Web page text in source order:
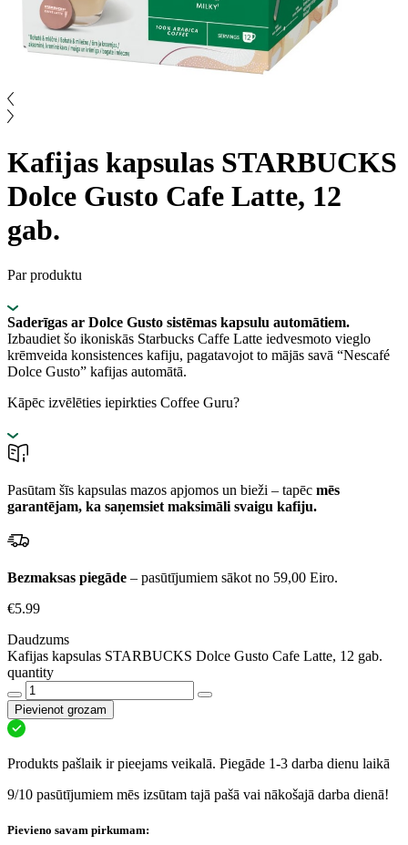
Kafijas kapsulas STARBUCKS
Dolce Gusto Cafe Latte, 12
gab.
Par produktu
Saderīgas ar Dolce Gusto sistēmas kapsulu automātiem.
Izbaudiet šo ikoniskās Starbucks Caffe Latte iedvesmoto vieglo
krēmveida konsistences kafiju, pagatavojot to mājās savā “Nescafé
Dolce Gusto” kafijas automātā.
Kāpēc izvēlēties iepirkties Coffee Guru?
Pasūtam šīs kapsulas mazos apjomos un bieži – tapēc mēs
garantējam, ka saņemsiet maksimāli svaigu kafiju.
Bezmaksas piegāde – pasūtījumiem sākot no 59,00 Eiro.
€5.99
Daudzums
Kafijas kapsulas STARBUCKS Dolce Gusto Cafe Latte, 12 gab.
quantity
Pievienot grozam
Produkts pašlaik ir pieejams veikalā. Piegāde 1-3 darba dienu laikā
9/10 pasūtījumiem mēs izsūtam tajā pašā vai nākošajā darba dienā!
Pievieno savam pirkumam: